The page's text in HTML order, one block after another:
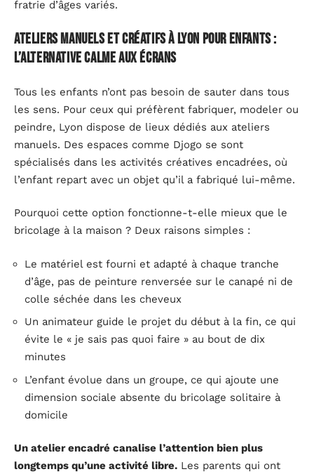
fratrie d’âges variés.
Ateliers manuels et créatifs à Lyon pour enfants :
l’alternative calme aux écrans
Tous les enfants n’ont pas besoin de sauter dans tous
les sens. Pour ceux qui préfèrent fabriquer, modeler ou
peindre, Lyon dispose de lieux dédiés aux ateliers
manuels. Des espaces comme Djogo se sont
spécialisés dans les activités créatives encadrées, où
l’enfant repart avec un objet qu’il a fabriqué lui-même.
Pourquoi cette option fonctionne-t-elle mieux que le
bricolage à la maison ? Deux raisons simples :
Le matériel est fourni et adapté à chaque tranche
d’âge, pas de peinture renversée sur le canapé ni de
colle séchée dans les cheveux
Un animateur guide le projet du début à la fin, ce qui
évite le « je sais pas quoi faire » au bout de dix
minutes
L’enfant évolue dans un groupe, ce qui ajoute une
dimension sociale absente du bricolage solitaire à
domicile
Un atelier encadré canalise l’attention bien plus
longtemps qu’une activité libre. Les parents qui ont